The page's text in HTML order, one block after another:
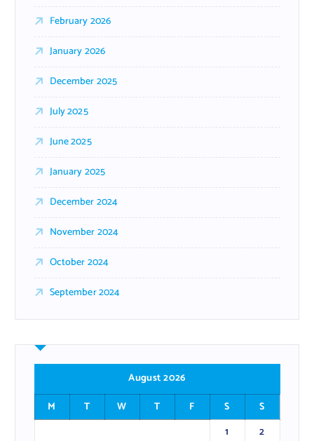
February 2026
January 2026
December 2025
July 2025
June 2025
January 2025
December 2024
November 2024
October 2024
September 2024
August 2026
M
T W T F S
S
1
2